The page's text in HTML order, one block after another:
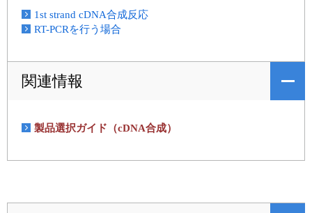
1st strand cDNA合成反応
RT-PCRを行う場合
関連情報
製品選択ガイド（cDNA合成）